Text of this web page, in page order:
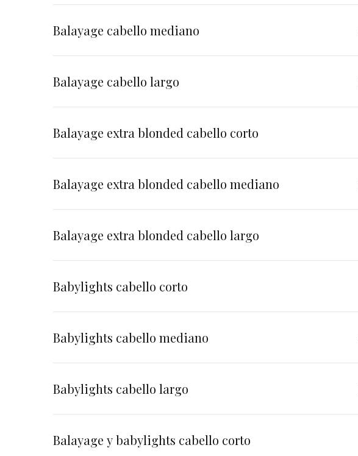
Balayage cabello mediano
Balayage cabello largo
Balayage extra blonded cabello corto
Balayage extra blonded cabello mediano
Balayage extra blonded cabello largo
Babylights cabello corto
Babylights cabello mediano
Babylights cabello largo
Balayage y babylights cabello corto